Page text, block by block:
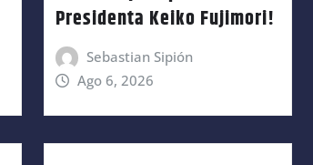
Presidenta Keiko Fujimori!
Sebastian Sipión
Ago 6, 2026